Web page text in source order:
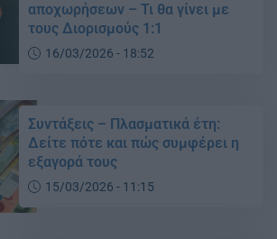
αποχωρήσεων – Τι θα γίνει με
τους Διορισμούς 1:1
16/03/2026 - 18:52
Συντάξεις – Πλασματικά έτη:
Δείτε πότε και πώς συμφέρει η
εξαγορά τους
15/03/2026 - 11:15